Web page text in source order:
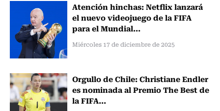
Atención hinchas: Netflix lanzará
el nuevo videojuego de la FIFA
para el Mundial...
Miércoles 17 de diciembre de 2025
Orgullo de Chile: Christiane Endler
es nominada al Premio The Best de
la FIFA...